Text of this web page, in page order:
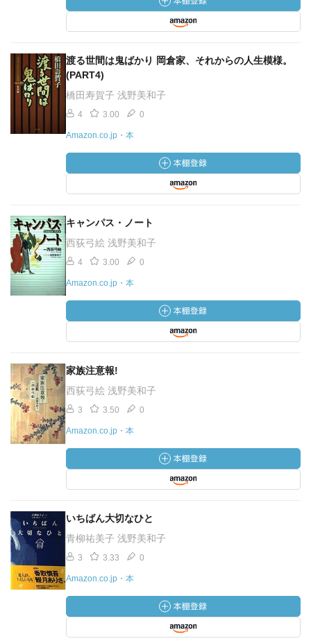
渡る世間は鬼ばかり 岡倉家、それからの人生模様。
(PART4)
橋田寿賀子 浅野美和子
4 3.00 0
Amazon.co.jp・本
キャンパス・ノート
西荻弓絵 浅野美和子
4 3.00 0
Amazon.co.jp・本
家族注意報!
西荻弓絵 浅野美和子
3 3.50 0
Amazon.co.jp・本
いちばん大切なひと
青柳祐美子 浅野美和子
3 3.33 0
Amazon.co.jp・本